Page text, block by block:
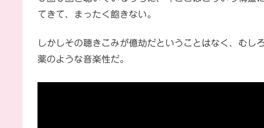
てきて、まったく飽きない。
しかしその聴きこみが億劫だということはなく、むし
薬のような音楽性だ。